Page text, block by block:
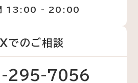
13:00 - 20:00
でのご相談
295-7056